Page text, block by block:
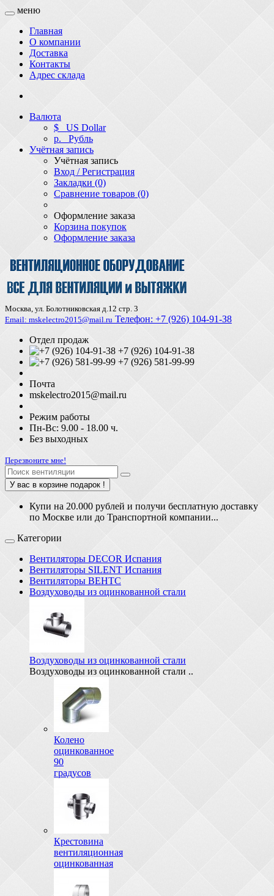
меню
Главная
О компании
Доставка
Контакты
Адрес склада
Валюта
$ US Dollar
р. Рубль
Учётная запись
Учётная запись
Вход / Регистрация
Закладки (0)
Сравнение товаров (0)
Оформление заказа
Корзина покупок
Оформление заказа
Москва, ул. Болотниковская д.12 стр. 3
Email: mskelectro2015@mail.ru Телефон: +7 (926) 104-91-З8
Отдел продаж
+7 (926) 104-91-38
+7 (926) 581-99-99
Почта
mskelectro2015@mail.ru
Режим работы
Пн-Вс: 9.00 - 18.00 ч.
Без выходных
Перезвоните мне!
У вас в корзине подарок !
Купи на 20.000 рублей и получи бесплатную доставку
по Москве или до Транспортной компании...
Категории
Вентиляторы DECOR Испания
Вентиляторы SILENT Испания
Вентиляторы ВЕНТС
Воздуховоды из оцинкованной стали
Воздуховоды из оцинкованной стали
Воздуховоды из оцинкованной стали ..
Колено
оцинкованное
90
градусов
Крестовина
вентиляционная
оцинкованная